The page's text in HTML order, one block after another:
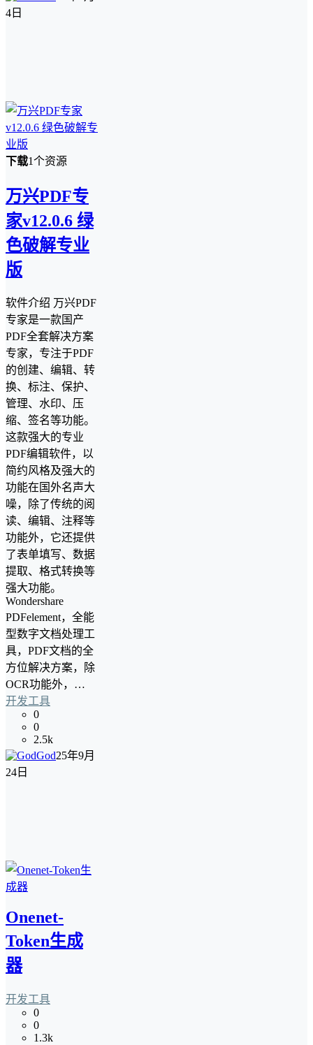
4日
下载1个资源
万兴PDF专
家v12.0.6 绿
色破解专业
版
软件介绍 万兴PDF
专家是一款国产
PDF全套解决方案
专家，专注于PDF
的创建、编辑、转
换、标注、保护、
管理、水印、压
缩、签名等功能。
这款强大的专业
PDF编辑软件，以
简约风格及强大的
功能在国外名声大
噪，除了传统的阅
读、编辑、注释等
功能外，它还提供
了表单填写、数据
提取、格式转换等
强大功能。
Wondershare
PDFelement，全能
型数字文档处理工
具，PDF文档的全
方位解决方案，除
OCR功能外，…
开发工具
0
0
2.5k
God25年9月
24日
Onenet-
Token生成
器
开发工具
0
0
1.3k